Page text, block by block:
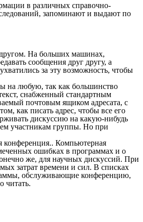
в различных справочно-
запоминают и выдают по
другом. На больших машинах,
сообщения друг другу, а
за эту возможность, чтобы
на любую, так как большинство
снабженный стандартным
почтовым ящиком адресата, с
как писать адрес, чтобы все его
дискуссию на какую-нибудь
участникам группы. Но при
конференция.. Компьютерная
ошибках в программах и о
же, для научных дискуссий. При
затрат времени и сил. В списках
обслуживающие конференцию,
читать.